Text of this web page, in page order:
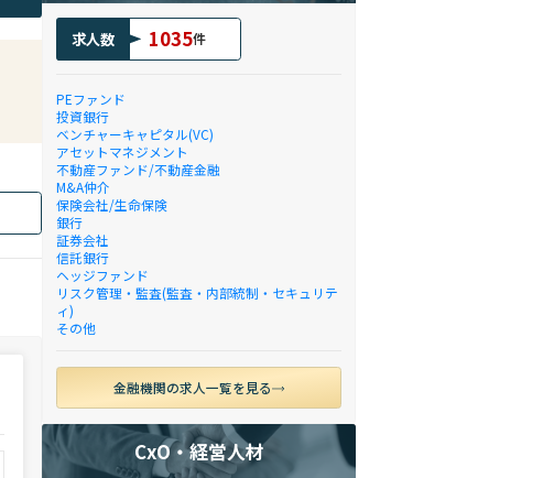
求人数 1035件
PEファンド
投資銀行
ベンチャーキャピタル(VC)
アセットマネジメント
不動産ファンド/不動産金融
M&A仲介
保険会社/生命保険
銀行
証券会社
信託銀行
ヘッジファンド
リスク管理・監査(監査・内部統制・セキュリテ
ィ)
その他
金融機関の求人一覧を見る
CxO・経営人材